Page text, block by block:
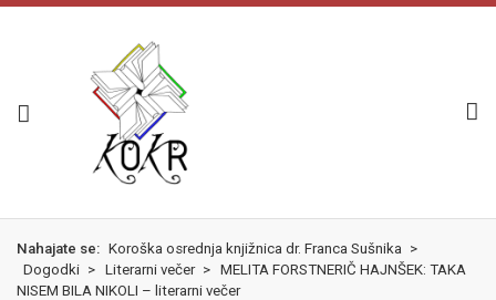
Skok
izjava
Nahajate se: Koroška osrednja knjižnica dr. Franca Sušnika >
Dogodki > Literarni večer > MELITA FORSTNERIČ HAJNŠEK: TAKA
NISEM BILA NIKOLI – literarni večer